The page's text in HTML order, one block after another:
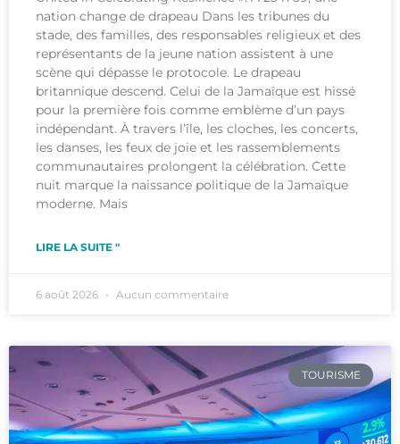
nation change de drapeau Dans les tribunes du
stade, des familles, des responsables religieux et des
représentants de la jeune nation assistent à une
scène qui dépasse le protocole. Le drapeau
britannique descend. Celui de la Jamaïque est hissé
pour la première fois comme emblème d’un pays
indépendant. À travers l’île, les cloches, les concerts,
les danses, les feux de joie et les rassemblements
communautaires prolongent la célébration. Cette
nuit marque la naissance politique de la Jamaïque
moderne. Mais
LIRE LA SUITE "
6 août 2026 Aucun commentaire
TOURISME